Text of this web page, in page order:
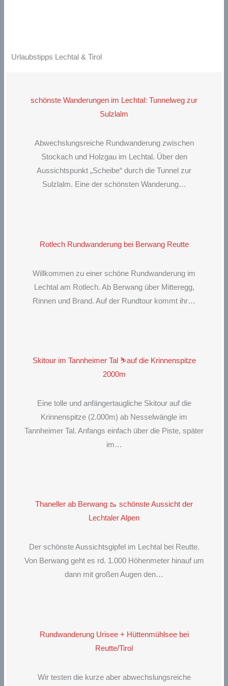
Urlaubstipps Lechtal & Tirol
schönste Wanderungen im Lechtal: Tunnelweg zur
Sulzlalm
Abwechslungsreiche Rundwanderung zwischen
Stockach und Holzgau im Lechtal. Über den
Aussichtspunkt „Scheibe“ durch die Tunnel zur
Sulzlalm. Eine der schönsten Wanderung…
Rotlech Rundwanderung bei Berwang Reutte
Willkommen zu einer schöne Rundwanderung im
Lechtal am Rotlech. Ab Berwang über Mitteregg,
Rinnen und Brand. Auf der Rundtour kommt ihr…
Skitour im Tannheimer Tal ⛷️auf die Krinnenspitze
2000m
Eine tolle und anfängertaugliche Skitour auf die
Krinnenspitze (2.000m) ab Nesselwängle im
Tannheimer Tal. Anfangs einfach über die Piste, später
im…
Thaneller ab Berwang 🥾 schönste Aussicht der
Lechtaler Alpen
Der schönste Aussichtsgipfel im Lechtal bei Reutte.
Von Berwang geht es rd. 1.000 Höhenmeter hinauf um
dann mit großen Augen den…
Rundwanderung Urisee + Hüttenmühlsee bei
Reutte/Tirol
Wir testen die kurze aber abwechslungsreiche